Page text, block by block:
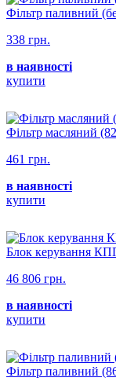
Фільтр паливний
338 грн.
в наявності
купити
Фільтр масляний
461 грн.
в наявності
купити
Блок керування
46 806 грн.
в наявності
купити
Фільтр паливний